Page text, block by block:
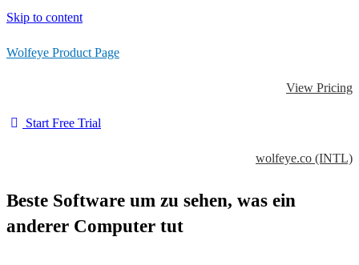
Skip to content
Wolfeye Product Page
View Pricing
Start Free Trial
wolfeye.co (INTL)
Beste Software um zu sehen, was ein
anderer Computer tut